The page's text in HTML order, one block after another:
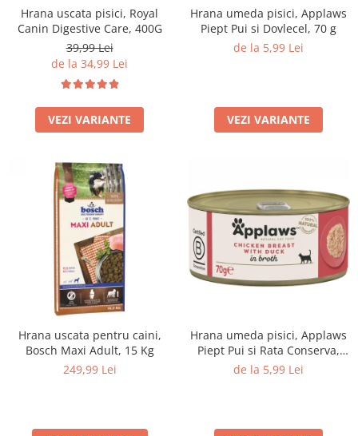
Filtru extern acvariu
Filtru intern acvariu
Pompe aer acvariu
Pompa apa acvariu
Neoane si LED-uri pentru acvarii
Substrat acvariu
Sisteme CO2
Sterilizator acvariu
Racitoare
Fertilizatori acvarii
Tratamente pesti acvariu
Teste apa
Furtune si conectori acvarii
Curatare acvarii
Conditioneri apa acvariu
Medii filtrante
Piese de schimb
Hrana uscata pisici, Royal
Canin Digestive Care, 400G
39,99 Lei
de la 34,99 Lei
VEZI VARIANTE
Hrana umeda pisici, Applaws
Piept Pui si Dovlecel, 70 g
de la 5,99 Lei
VEZI VARIANTE
Hrana uscata pentru caini,
Bosch Maxi Adult, 15 Kg
249,99 Lei
Hrana umeda pisici, Applaws
Piept Pui si Rata Conserva,
70G
de la 5,99 Lei